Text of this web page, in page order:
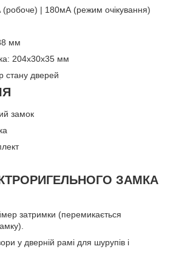
| 180мА (режим очікування)
мм
204х30х35 мм
стану дверей
замок
ЗАМКА
затримки (перемикається
у дверній рамі для шурупів і